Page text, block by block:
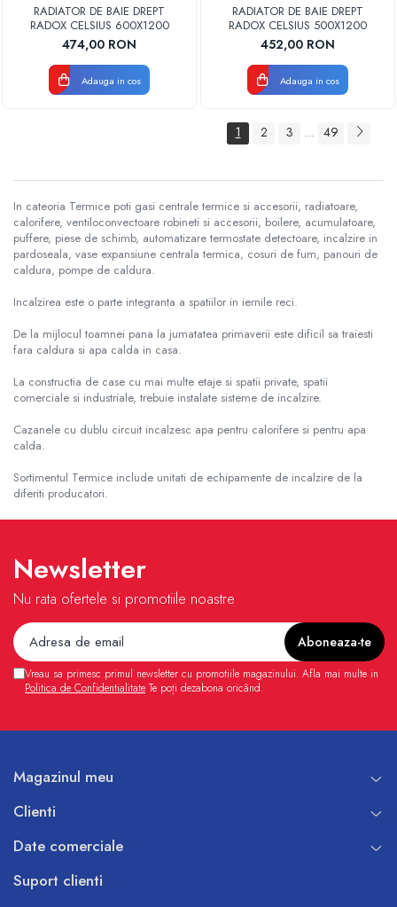
RADIATOR DE BAIE DREPT
RADOX CELSIUS 600X1200
474,00 RON
Adauga in cos
RADIATOR DE BAIE DREPT
RADOX CELSIUS 500X1200
452,00 RON
Adauga in cos
1 2 3 ... 49
In cateoria Termice poti gasi centrale termice si accesorii, radiatoare,
calorifere, ventiloconvectoare robineti si accesorii, boilere, acumulatoare,
puffere, piese de schimb, automatizare termostate detectoare, incalzire in
pardoseala, vase expansiune centrala termica, cosuri de fum, panouri de
caldura, pompe de caldura.
Incalzirea este o parte integranta a spatiilor in iernile reci.
De la mijlocul toamnei pana la jumatatea primaverii este dificil sa traiesti
fara caldura si apa calda in casa.
La constructia de case cu mai multe etaje si spatii private, spatii
comerciale si industriale, trebuie instalate sisteme de incalzire.
Cazanele cu dublu circuit incalzesc apa pentru calorifere si pentru apa
calda.
Sortimentul Termice include unitati de echipamente de incalzire de la
diferiti producatori.
Newsletter
Nu rata ofertele si promotiile noastre
Vreau sa primesc primul newsletter cu promotiile magazinului. Afla mai multe in
Politica de Confidentialitate Te poți dezabona oricând.
Magazinul meu
Clienti
Date comerciale
Suport clienti